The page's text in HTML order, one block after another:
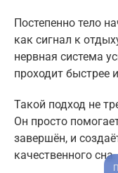
Постепенно тело
как сигнал к
нервная система
проходит быстрее
Такой подход не
Он просто
завершён, и
качественного сна.